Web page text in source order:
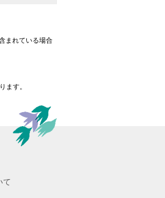
まれている場合
ます。
て